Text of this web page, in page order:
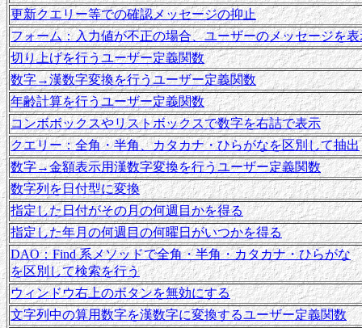
更新クエリー等での確認メッセージの抑止
フォーム：入力値が不正の場合、ユーザーのメッセージを表
切り上げを行うユーザー定義関数
数字→漢数字変換を行うユーザー定義関数
年齢計算を行うユーザー定義関数
コンボボックスやリストボックスで数字を右詰で表示
クエリー：全角・半角、カタカナ・ひらがなを区別して抽出
数字→金額表示用漢数字変換を行うユーザー定義関数
数字列を日付型に変換
指定した日付がその月の何週目かを得る
指定した年月の何週目の何曜日がいつかを得る
DAO：Find 系メソッドで全角・半角・カタカナ・ひらがな
を区別して検索を行う
ウィンドウ右上のボタンを無効にする
文字列中の算用数字を漢数字に変換するユーザー定義関数